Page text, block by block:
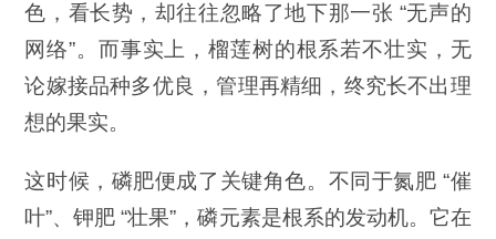
色，看长势，却往往忽略了地下那一张 “无声的
网络”。而事实上，榴莲树的根系若不壮实，无
论嫁接品种多优良，管理再精细，终究长不出理
想的果实。
这时候，磷肥便成了关键角色。不同于氮肥 “催
叶”、钾肥 “壮果”，磷元素是根系的发动机。它在